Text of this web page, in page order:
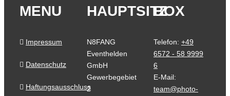
MENU
Impressum
Datenschutz
Haftungsausschluss
HAUPTSITZ
N8FANG
Eventhelden
GmbH
Gewerbegebiet
2
BOX
Telefon: +49
6572 - 58 9999
6
E-Mail:
team@photo-